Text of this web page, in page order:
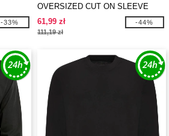
-33%
OVERSIZED CUT ON SLEEVE
LONGSLEEVE
61,99 zł
111,19 zł
-44%